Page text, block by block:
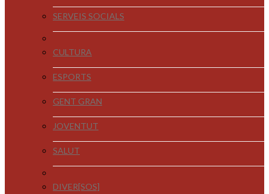
SERVEIS SOCIALS
CULTURA
ESPORTS
GENT GRAN
JOVENTUT
SALUT
DIVER[SOS]